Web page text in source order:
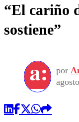
“El cariño
sostiene”
por